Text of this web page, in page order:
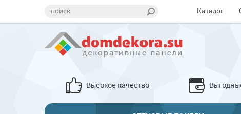
поиск Каталог
Высокое качество